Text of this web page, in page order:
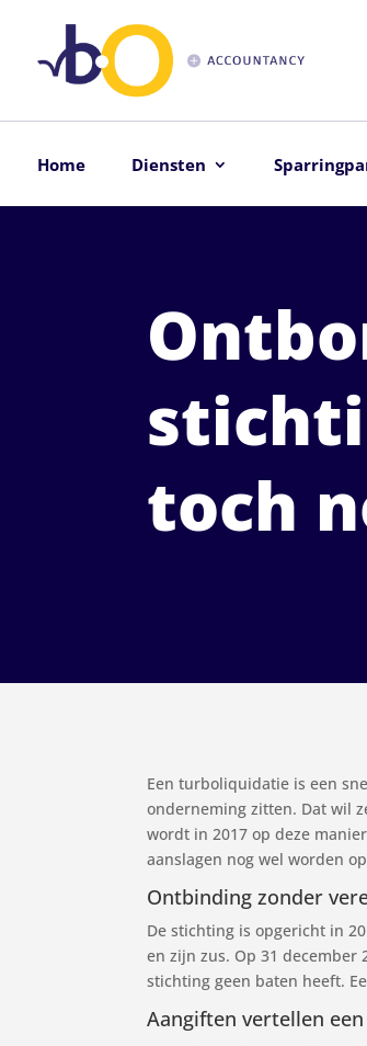
Home Diensten
toch
Een turboliquidatie is een
onderneming zitten. Dat wil
wordt in 2017 op deze
aanslagen nog wel worden
Ontbinding zonder
De stichting is opgericht in
en zijn zus. Op 31
stichting geen baten heeft.
Aangiften vertellen